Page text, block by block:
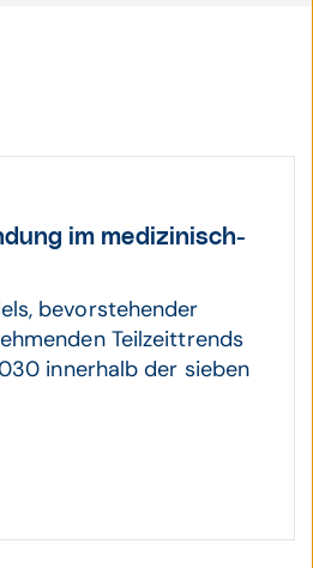
im medi­zi­nisch-
bevorstehender
Teilzeittrends
innerhalb der sieben